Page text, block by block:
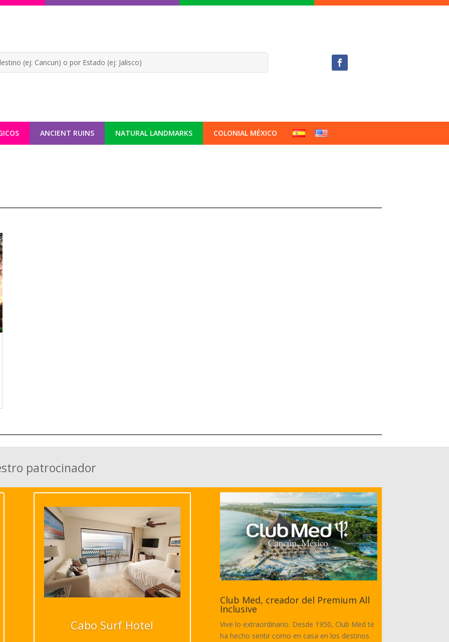
ANCIENT RUINS NATURAL LANDMARKS COLONIAL MÉXICO
patrocinador
Cabo Surf Hotel
Club Med, creador del Premium All
Inclusive
Vive lo extraordinario. Desde 1950, Club Med te
ha hecho sentir como en casa en los destinos